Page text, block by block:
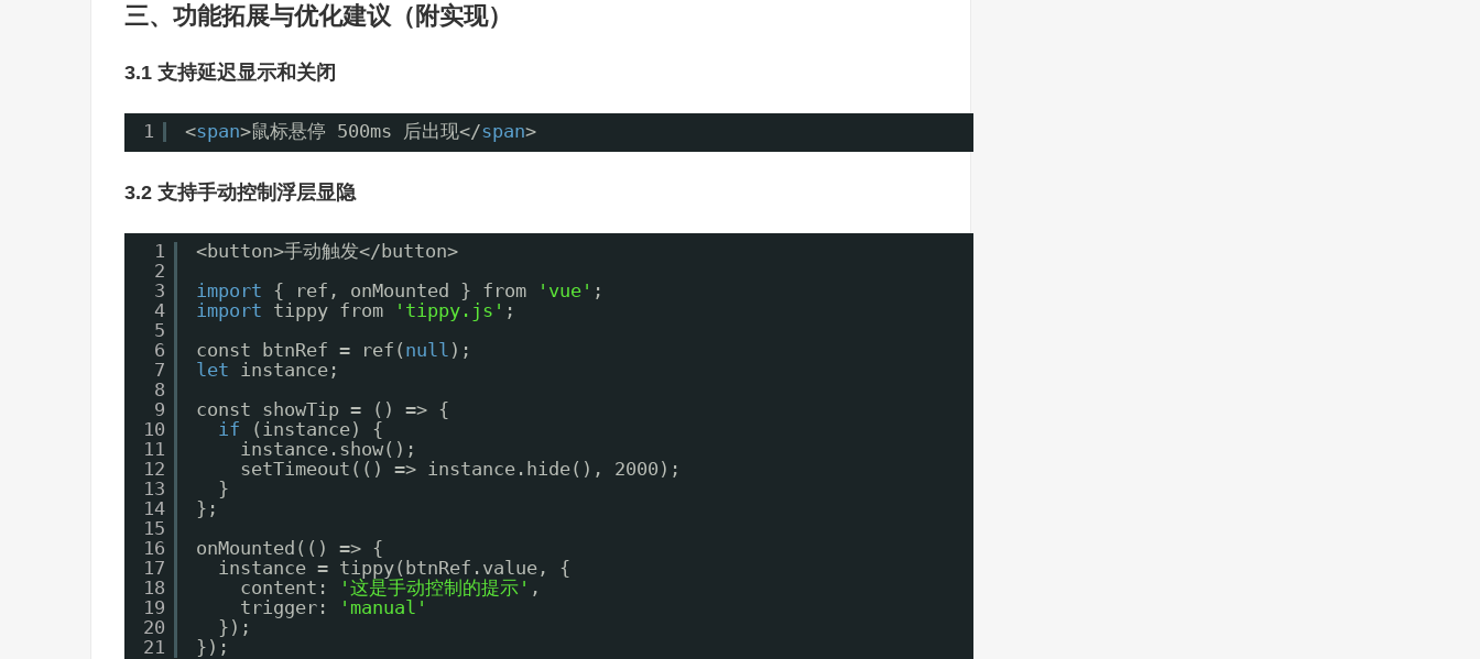
三、功能拓展与优化建议（附实现）
3.1 支持延迟显示和关闭
1 <span>鼠标悬停 500ms 后出现</span>
3.2 支持手动控制浮层显隐
1
2
3
4
5
6
7
8
9
10
11
12
13
14
15
16
17
18
19
20
21
<button>手动触发</button>
import
{ ref, onMounted } from 'vue' ;
import
tippy from 'tippy.js' ;
const btnRef = ref( null );
let
instance;
const showTip = () => {
if
(instance) {
instance.show();
setTimeout(() => instance.hide(), 2000);
}
};
onMounted(() => {
instance = tippy(btnRef.value, {
content:
'这是手动控制的提示' ,
trigger:
'manual'
});
});